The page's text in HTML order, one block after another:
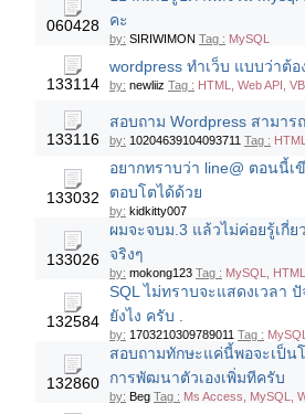
060428
คะ
by: SIRIWIMON Tag : MySQL
133114
wordpress ทำเว็บ แบบว่าต้
by: newliiz Tag : HTML, Web API,
133116
สอบถาม Wordpress สามา
by: 10204639104093711 Tag :
133032
อยากทราบว่า line@ ตอนนี้เ
ตอบโตได้ด้วย
by: kidkitty007
133026
ผมจะจบม.3 แล้วไม่ค่อยรู้เกี่
จริงๆ
by: mokong123 Tag : MySQL,
132584
SQL ไม่ทราบจะแสดงเวลา
ยังไง ครับ .
by: 1703210309789011 Tag :
132860
สอบถามทักษะแค่นี้พอจะเป็น
การพัฒนาตัวเองเพิ่มทีครับ
by: Beg Tag : Ms Access, MySQL,